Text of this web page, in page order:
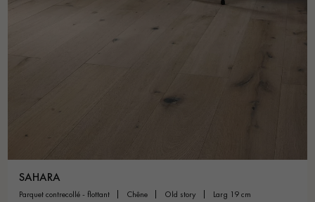
SAHARA
parquet contrecollé - flottant chêne old story larg 19 cm